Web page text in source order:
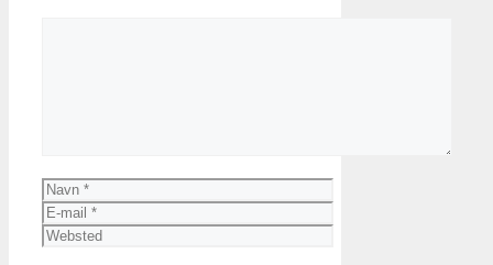
Navn
E-
mail
Websted